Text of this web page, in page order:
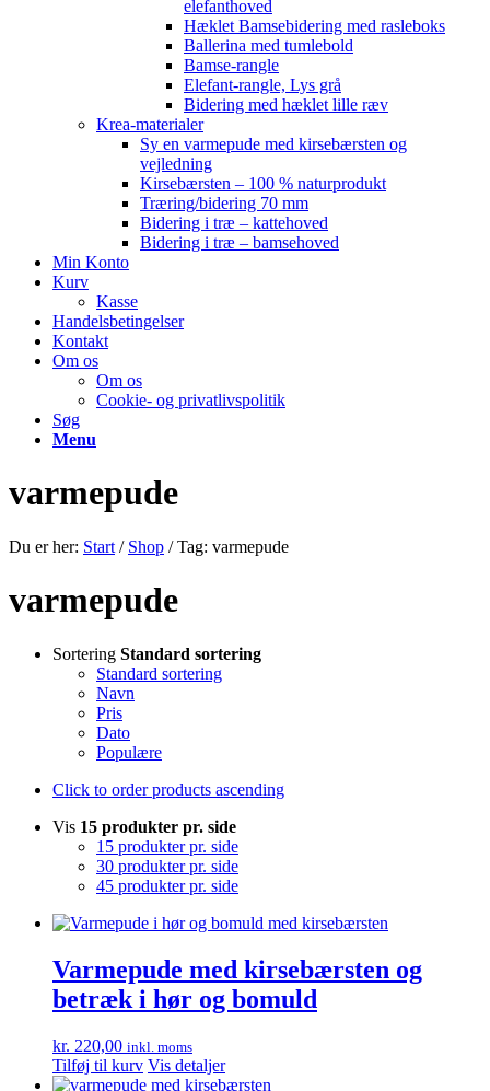
elefanthoved
Hæklet Bamsebidering med rasleboks
Ballerina med tumlebold
Bamse-rangle
Elefant-rangle, Lys grå
Bidering med hæklet lille ræv
Krea-materialer
Sy en varmepude med kirsebærsten og
vejledning
Kirsebærsten – 100 % naturprodukt
Træring/bidering 70 mm
Bidering i træ – kattehoved
Bidering i træ – bamsehoved
Min Konto
Kurv
Kasse
Handelsbetingelser
Kontakt
Om os
Om os
Cookie- og privatlivspolitik
Søg
Menu
varmepude
Du er her: Start / Shop / Tag: varmepude
varmepude
Sortering Standard sortering
Standard sortering
Navn
Pris
Dato
Populære
Click to order products ascending
Vis 15 produkter pr. side
15 produkter pr. side
30 produkter pr. side
45 produkter pr. side
Varmepude med kirsebærsten og
betræk i hør og bomuld
kr. 220,00 inkl. moms
Tilføj til kurv Vis detaljer